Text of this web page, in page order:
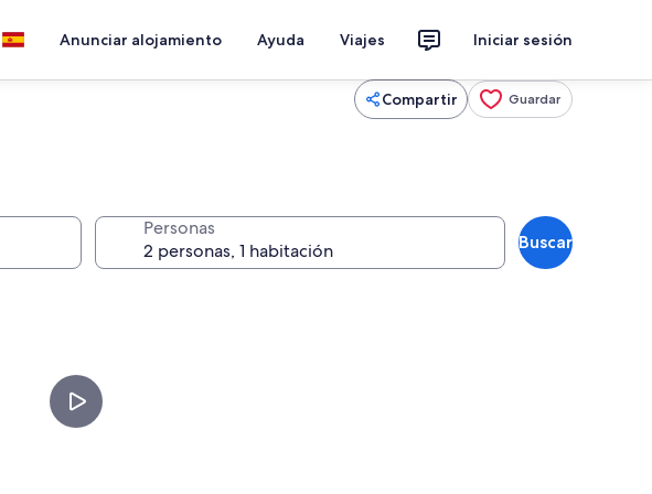
Anunciar alojamiento Ayuda Viajes Iniciar sesión
Compartir Guardar
Personas
Buscar